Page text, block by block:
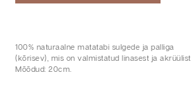
100% naturaalne matatabi sulgede ja palliga
(kõrisev), mis on valmistatud linasest ja akrüülist.
Mõõdud: 20cm.